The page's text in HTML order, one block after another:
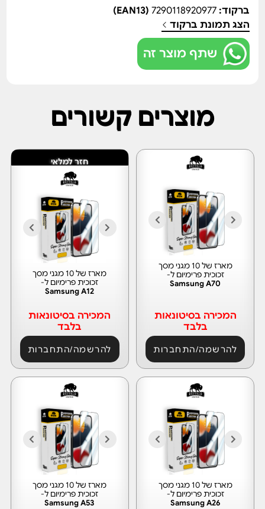
ברקוד:7290118920977
(EAN13)
הצג תמונת ברקוד
שתף מוצר זה
מוצרים קשורים
מארז של 10 מגני מסך
זכוכית פרימיום ל-
Samsung A70
המכירה בסיטונאות
בלבד
להרשמה/התחברות
חזר למלאי
מארז של 10 מגני מסך
זכוכית פרימיום ל-
Samsung A12
המכירה בסיטונאות
בלבד
להרשמה/התחברות
מארז של 10 מגני מסך
זכוכית פרימיום ל-
Samsung A26
מארז של 10 מגני מסך
זכוכית פרימיום ל-
Samsung A53